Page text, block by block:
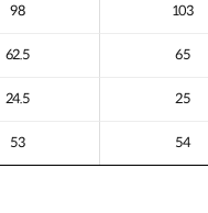
98 103
62.5 65
24.5 25
53 54